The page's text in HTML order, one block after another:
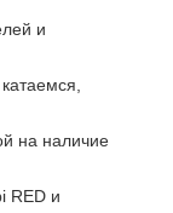
и
на наличие
RED и